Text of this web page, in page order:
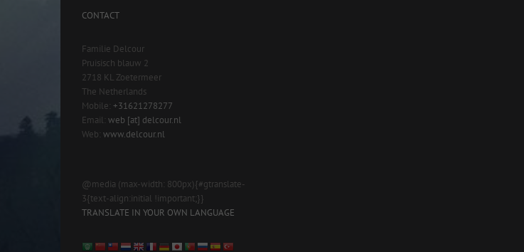
CONTACT
Familie Delcour
Pruisisch blauw 2
2718 KL Zoetermeer
The Netherlands
Mobile: +31621278277
Email: web [at] delcour.nl
Web: www.delcour.nl
@media (max-width: 800px){#gtranslate-
3{text-align:initial !important;}}
TRANSLATE IN YOUR OWN LANGUAGE